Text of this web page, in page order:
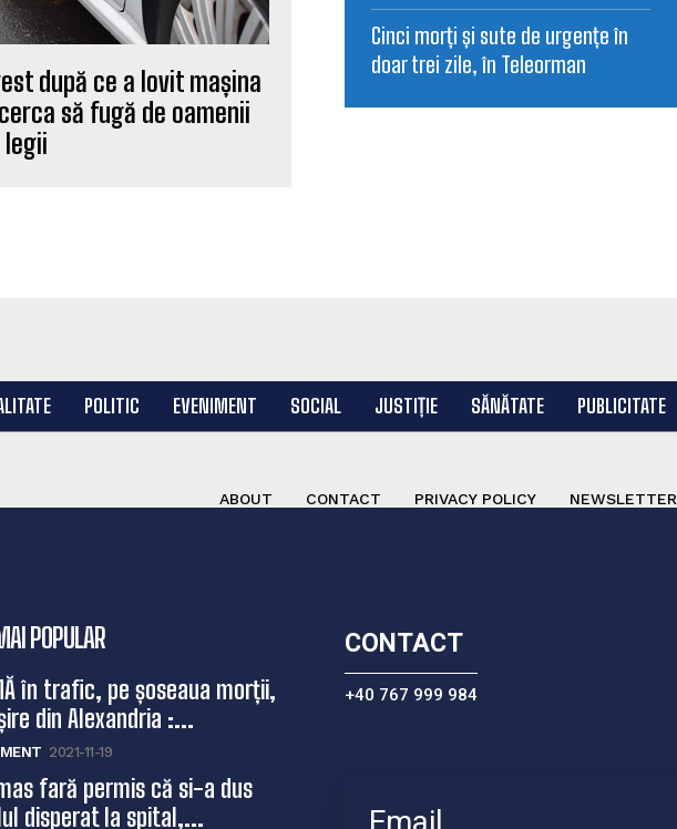
după ce a lovit mașina
să fugă de oamenii
legii
Cinci morți și sute de urgențe în
doar trei zile, în Teleorman
POLITIC EVENIMENT SOCIAL JUSTIȚIE SĂNĂTATE PUBLICITATE
ABOUT CONTACT PRIVACY POLICY NEWSLETTER
POPULAR
în trafic, pe șoseaua morții,
din Alexandria :...
2021-11-19
fară permis că si-a dus
disperat la spital,...
CONTACT
+40 767 999 984